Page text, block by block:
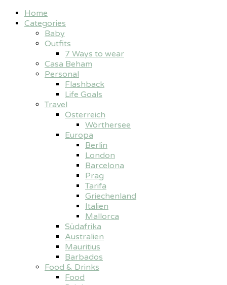
Home
Categories
Baby
Outfits
7 Ways to wear
Casa Beham
Personal
Flashback
Life Goals
Travel
Österreich
Wörthersee
Europa
Berlin
London
Barcelona
Prag
Tarifa
Griechenland
Italien
Mallorca
Südafrika
Australien
Mauritius
Barbados
Food & Drinks
Food